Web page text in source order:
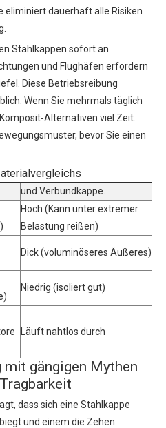
dauerhaft alle Risiken
Stahlkappen sofort an
und Flughäfen erfordern
Diese Betriebsreibung
Wenn Sie mehrmals täglich
Alternativen viel Zeit.
bevor Sie einen
und Verbundkappe.
Hoch (Kann unter extremer
Belastung reißen)
Dick (voluminöseres Äußeres)
Niedrig (isoliert gut)
Läuft nahtlos durch
gängigen Mythen
dass sich eine Stahlkappe
und einem die Zehen